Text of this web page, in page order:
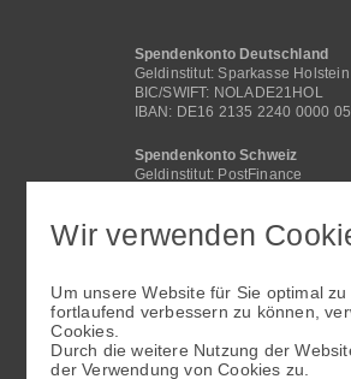
Spendenkonto Deutschland
Geldinstitut: Sparkasse Holstein
BIC/SWIFT: NOLADE21HOL
IBAN: DE16 2135 2240 0000
Spendenkonto Schweiz
Geldinstitut: PostFinance
BIC/SWIFT: NOLADE21HOL
IBAN: DE16 2135 2240 0000
Fußbereichsmenü
Wir verwenden
Um unsere Website für Sie optimal
fortlaufend verbessern zu können,
Cookies.
Durch die weitere Nutzung der
der Verwendung von Cookies zu.